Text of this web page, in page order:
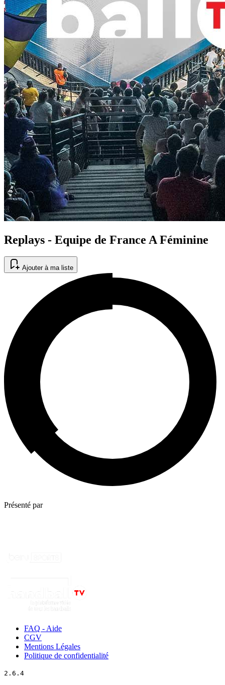
Replays - Equipe de France A Féminine
Ajouter à ma liste
Présenté par
FAQ - Aide
CGV
Mentions Légales
Politique de confidentialité
2.6.4